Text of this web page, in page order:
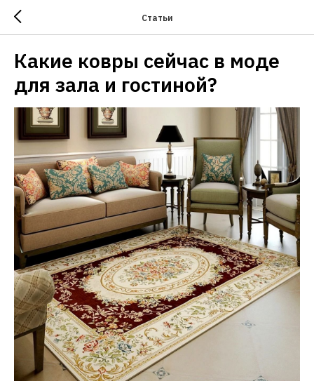
Статьи
Какие ковры сейчас в моде
для зала и гостиной?